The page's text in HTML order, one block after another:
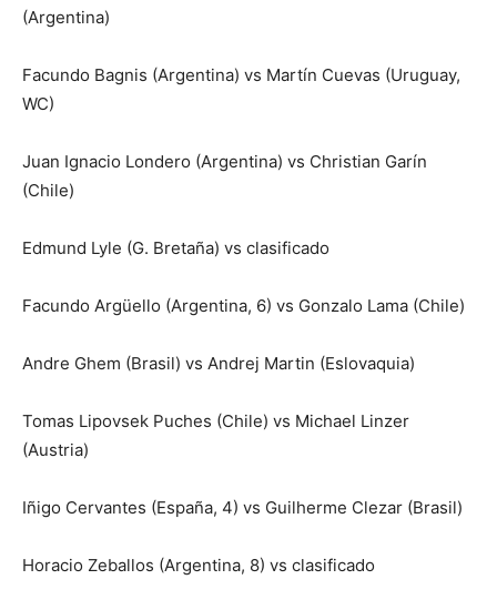
(Argentina)
Facundo Bagnis (Argentina) vs Martín Cuevas (Uruguay,
WC)
Juan Ignacio Londero (Argentina) vs Christian Garín
(Chile)
Edmund Lyle (G. Bretaña) vs clasificado
Facundo Argüello (Argentina, 6) vs Gonzalo Lama (Chile)
Andre Ghem (Brasil) vs Andrej Martin (Eslovaquia)
Tomas Lipovsek Puches (Chile) vs Michael Linzer
(Austria)
Iñigo Cervantes (España, 4) vs Guilherme Clezar (Brasil)
Horacio Zeballos (Argentina, 8) vs clasificado